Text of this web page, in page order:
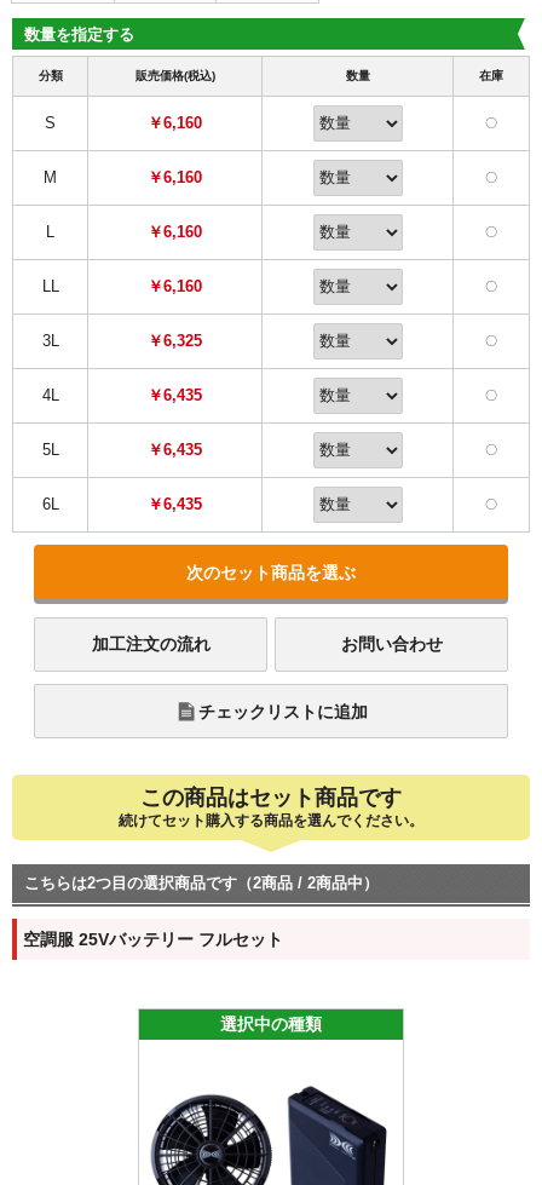
数量を指定する
分類 販売価格(税込) 数量 在庫
S ￥6,160 〇
M ￥6,160 〇
L ￥6,160 〇
LL ￥6,160 〇
3L ￥6,325 〇
4L ￥6,435 〇
5L ￥6,435 〇
6L ￥6,435 〇
次のセット商品を選ぶ
加工注文の流れ お問い合わせ
チェックリストに追加
この商品はセット商品です
続けてセット購入する商品を選んでください。
こちらは2つ目の選択商品です（2商品 / 2商品中）
空調服 25Vバッテリー フルセット
選択中の種類